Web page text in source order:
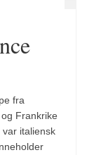
fra
Frankrike
italiensk